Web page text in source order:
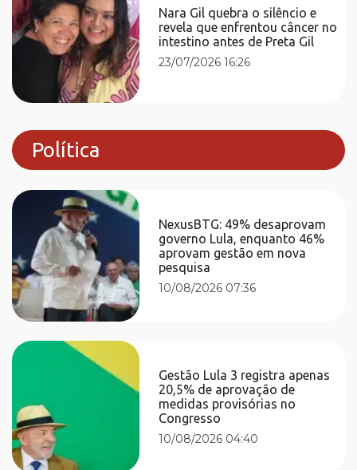
Nara Gil quebra o silêncio e
revela que enfrentou câncer no
intestino antes de Preta Gil
23/07/2026 16:26
Política
NexusBTG: 49% desaprovam
governo Lula, enquanto 46%
aprovam gestão em nova
pesquisa
10/08/2026 07:36
Gestão Lula 3 registra apenas
20,5% de aprovação de
medidas provisórias no
Congresso
10/08/2026 04:40